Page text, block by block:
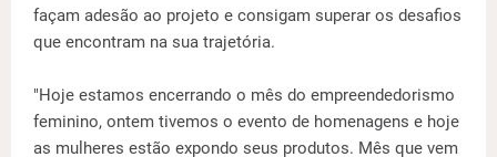
façam adesão ao projeto e consigam superar os desafios
que encontram na sua trajetória.
"Hoje estamos encerrando o mês do empreendedorismo
feminino, ontem tivemos o evento de homenagens e hoje
as mulheres estão expondo seus produtos. Mês que vem